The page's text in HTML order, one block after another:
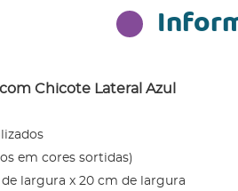
Chicote Lateral Azul
em cores sortidas)
largura x 20 cm de largura